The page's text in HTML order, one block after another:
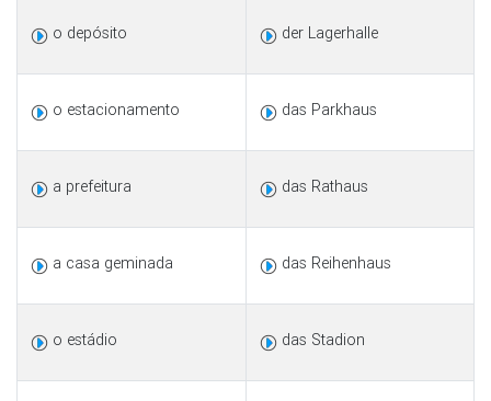
o depósito der Lagerhalle
o estacionamento das Parkhaus
a prefeitura das Rathaus
a casa geminada das Reihenhaus
o estádio das Stadion